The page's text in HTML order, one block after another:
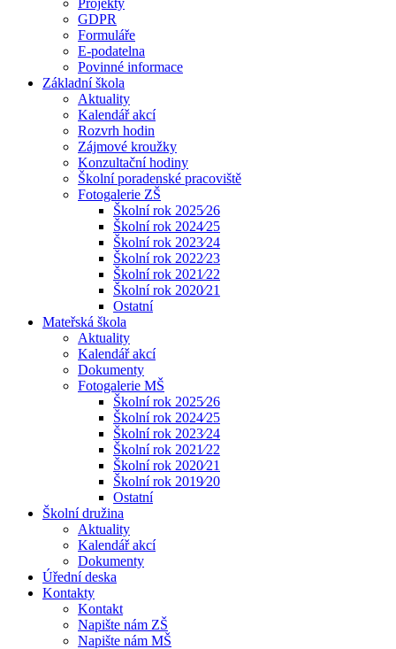
Projekty
GDPR
Formuláře
E-podatelna
Povinné informace
Základní škola
Aktuality
Kalendář akcí
Rozvrh hodin
Zájmové kroužky
Konzultační hodiny
Školní poradenské pracoviště
Fotogalerie ZŠ
Školní rok 2025⁄26
Školní rok 2024⁄25
Školní rok 2023⁄24
Školní rok 2022⁄23
Školní rok 2021⁄22
Školní rok 2020⁄21
Ostatní
Mateřská škola
Aktuality
Kalendář akcí
Dokumenty
Fotogalerie MŠ
Školní rok 2025⁄26
Školní rok 2024⁄25
Školní rok 2023⁄24
Školní rok 2021⁄22
Školní rok 2020⁄21
Školní rok 2019⁄20
Ostatní
Školní družina
Aktuality
Kalendář akcí
Dokumenty
Úřední deska
Kontakty
Kontakt
Napište nám ZŠ
Napište nám MŠ